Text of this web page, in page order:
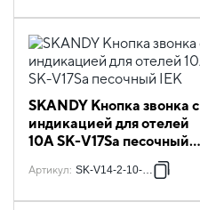
SKANDY Кнопка звонка с
индикацией для отелей
10А SK-V17Sa песочный
Артикул: SK-V14-2-10-K98